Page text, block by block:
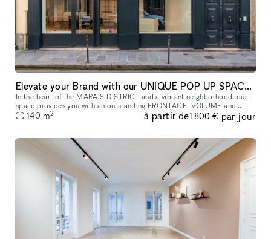
Elevate your Brand with our UNIQUE POP UP SPACE in PARIS Marais
In the heart of the MARAIS DISTRICT and a vibrant neighborhood, our
space provides you with an outstanding FRONTAGE, VOLUME and
ARCHITECTURE. The location is very interesting as it is on a real sho
140 m2 à partir de1 800 € par jour